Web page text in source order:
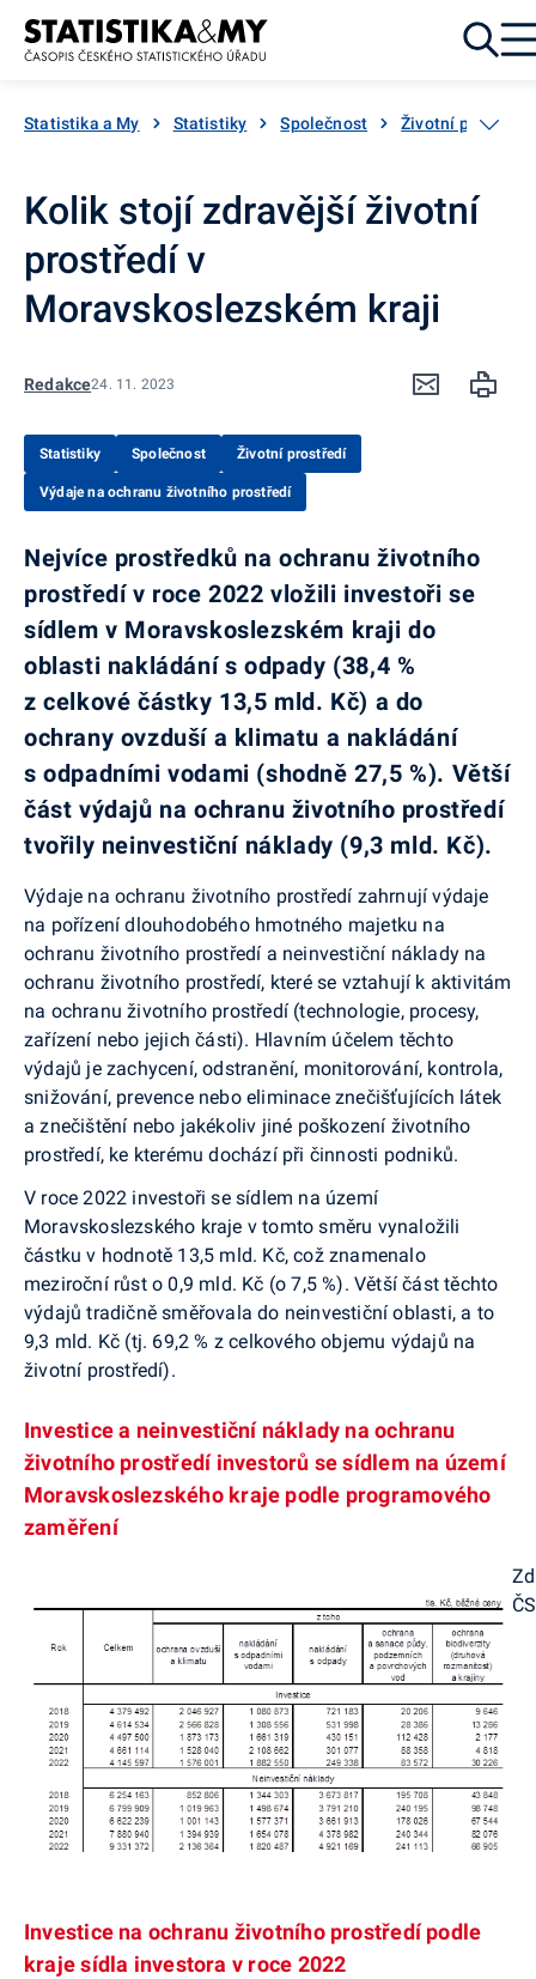
Přejít k obsahu
Statistika a My Statistiky Společnost Životní prostředí
Kolik stojí zdravější životní
prostředí v
Moravskoslezském kraji
Redakce24. 11. 2023
Statistiky Společnost Životní prostředí
Výdaje na ochranu životního prostředí
Nejvíce prostředků na ochranu životního
prostředí v roce 2022 vložili investoři se
sídlem v Moravskoslezském kraji do
oblasti nakládání s odpady (38,4 %
z celkové částky 13,5 mld. Kč) a do
ochrany ovzduší a klimatu a nakládání
s odpadními vodami (shodně 27,5 %). Větší
část výdajů na ochranu životního prostředí
tvořily neinvestiční náklady (9,3 mld. Kč).
Výdaje na ochranu životního prostředí zahrnují výdaje
na pořízení dlouhodobého hmotného majetku na
ochranu životního prostředí a neinvestiční náklady na
ochranu životního prostředí, které se vztahují k aktivitám
na ochranu životního prostředí (technologie, procesy,
zařízení nebo jejich části). Hlavním účelem těchto
výdajů je zachycení, odstranění, monitorování, kontrola,
snižování, prevence nebo eliminace znečišťujících látek
a znečištění nebo jakékoliv jiné poškození životního
prostředí, ke kterému dochází při činnosti podniků.
V roce 2022 investoři se sídlem na území
Moravskoslezského kraje v tomto směru vynaložili
částku v hodnotě 13,5 mld. Kč, což znamenalo
meziroční růst o 0,9 mld. Kč (o 7,5 %). Větší část těchto
výdajů tradičně směřovala do neinvestiční oblasti, a to
9,3 mld. Kč (tj. 69,2 % z celkového objemu výdajů na
životní prostředí).
Investice a neinvestiční náklady na ochranu
životního prostředí investorů se sídlem na území
Moravskoslezského kraje podle programového
zaměření
Investice na ochranu životního prostředí podle
kraje sídla investora v roce 2022